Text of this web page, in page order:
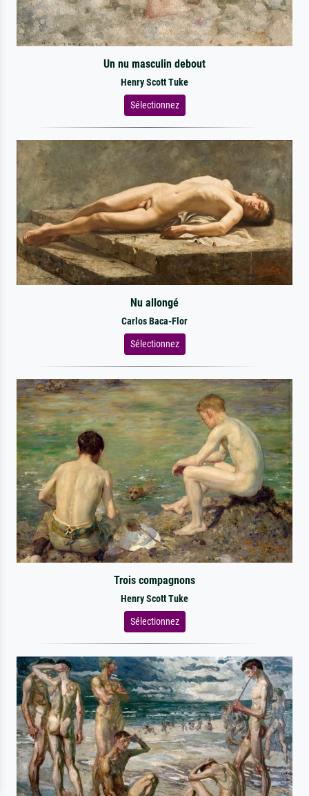
Un nu masculin debout
Henry Scott Tuke
Sélectionnez
Nu allongé
Carlos Baca-Flor
Sélectionnez
Trois compagnons
Henry Scott Tuke
Sélectionnez